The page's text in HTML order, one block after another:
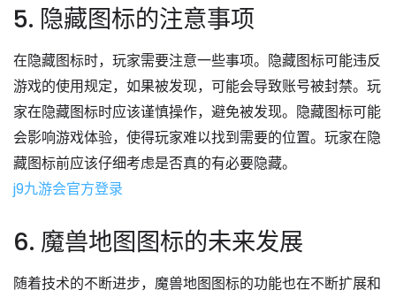
5. 隐藏图标的注意事项
在隐藏图标时，玩家需要注意一些事项。隐藏图标可能违反
游戏的使用规定，如果被发现，可能会导致账号被封禁。玩
家在隐藏图标时应该谨慎操作，避免被发现。隐藏图标可能
会影响游戏体验，使得玩家难以找到需要的位置。玩家在隐
藏图标前应该仔细考虑是否真的有必要隐藏。
j9九游会官方登录
6. 魔兽地图图标的未来发展
随着技术的不断进步，魔兽地图图标的功能也在不断扩展和